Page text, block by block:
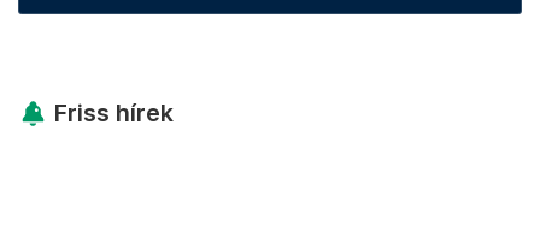
Friss hírek